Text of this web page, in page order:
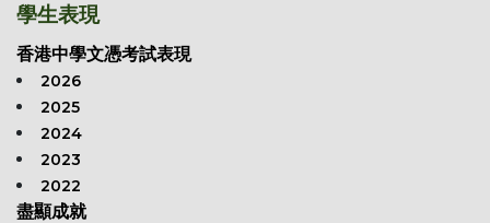
學生表現
香港中學文憑考試表現
2026
2025
2024
2023
2022
盡顯成就